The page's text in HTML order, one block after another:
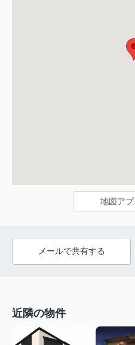
地図ア
メールで共有する
近隣の物件